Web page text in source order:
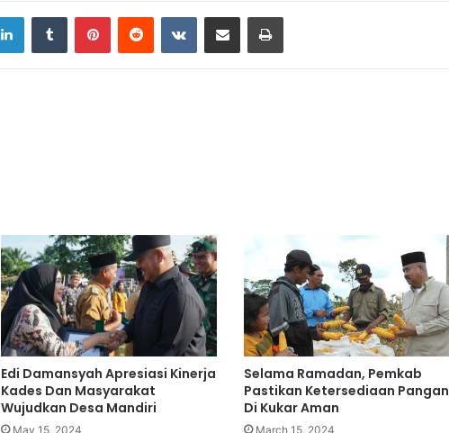
LinkedInTumblr PinterestReddit VKontakteShare via Email Print
Edi Damansyah Apresiasi Kinerja
Kades Dan Masyarakat
Wujudkan Desa Mandiri
May 15, 2024
Selama Ramadan, Pemkab
Pastikan Ketersediaan Pangan
Di Kukar Aman
March 15, 2024